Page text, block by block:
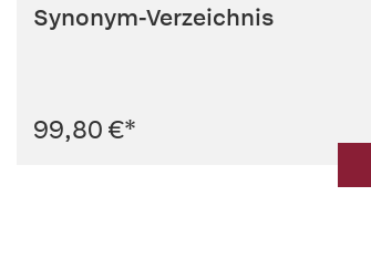
Synonym-Verzeichnis
99,80 €*